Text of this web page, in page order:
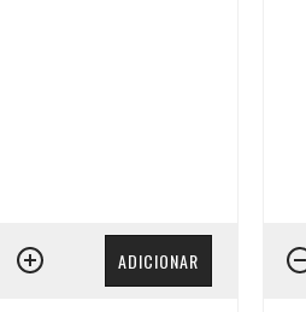
ADICIONAR